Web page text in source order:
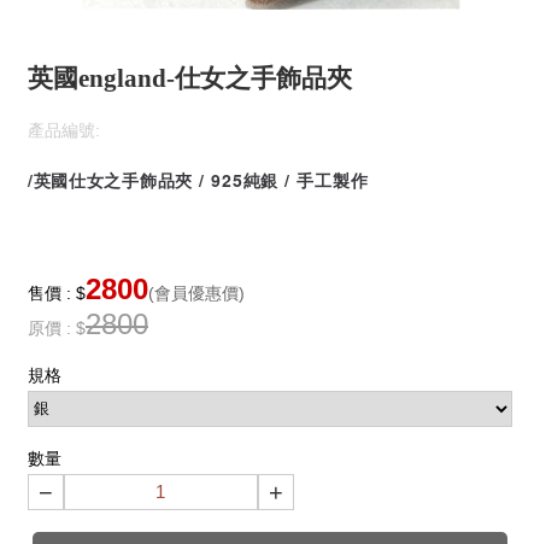
英國england-仕女之手飾品夾
產品編號:
/英國仕女之手飾品夾 / 925純銀 / 手工製作
售價 : $2800(會員優惠價)
原價 : $2800
規格
數量
− +